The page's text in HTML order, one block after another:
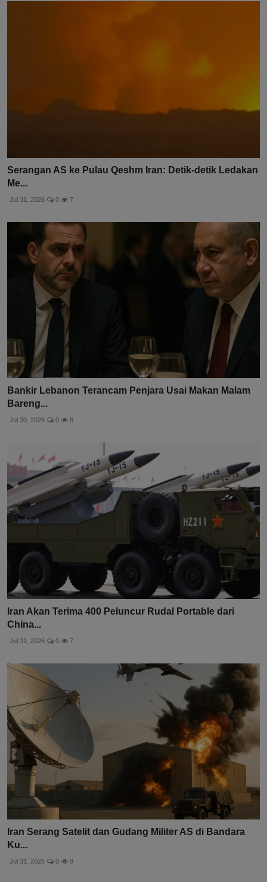
Serangan AS ke Pulau Qeshm Iran: Detik-detik Ledakan
Me...
Jul 31, 2026 0 7
Bankir Lebanon Terancam Penjara Usai Makan Malam
Bareng...
Jul 30, 2026 0 8
Iran Akan Terima 400 Peluncur Rudal Portable dari
China...
Jul 31, 2026 0 7
Iran Serang Satelit dan Gudang Militer AS di Bandara
Ku...
Jul 31, 2026 0 9